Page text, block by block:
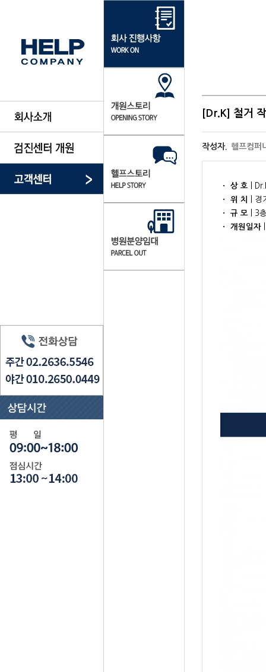
[Dr.K] 철거
작성자. 헬프컴퍼
ㆍ 상 호
|
ㆍ​ 위 치
|
ㆍ​ 규 모
| 3
ㆍ​ 개원일자